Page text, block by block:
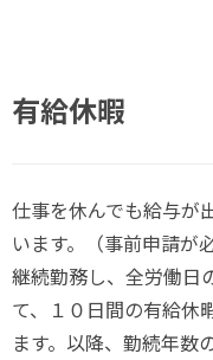
有給休暇
仕事を休んでも給与が
います。（事前申請が
継続勤務し、全労働日
て、１０日間の有給休
ます。以降、勤続年数